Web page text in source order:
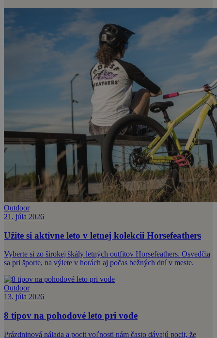
Outdoor
21. júla 2026
Užite si aktívne leto v letnej kolekcii Horsefeathers
Vyberte si zo širokej škály letných outfitov Horsefeathers. Osvedčia
sa pri športe, na výlete v horách aj počas bežných dní v meste.
Outdoor
13. júla 2026
8 tipov na pohodové leto pri vode
Prázdninová nálada a pocit voľnosti nám často dávajú pocit, že